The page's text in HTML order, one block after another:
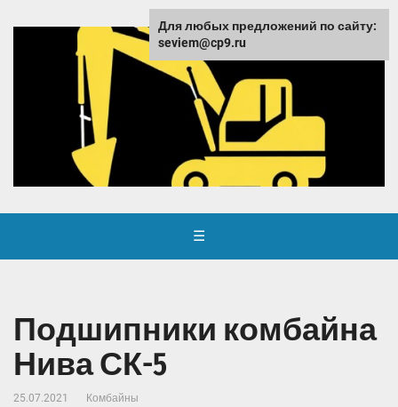
☰
Подшипники комбайна
Нива СК-5
25.07.2021 Комбайны
Для любых предложений по сайту:
seviem@cp9.ru